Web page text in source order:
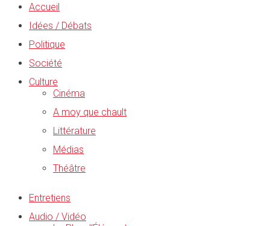
Accueil
Idées / Débats
Politique
Société
Culture
Cinéma
A moy que chault
Littérature
Médias
Théâtre
Entretiens
Audio / Vidéo